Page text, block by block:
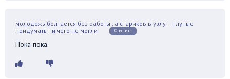
молодежь болтается без работы , а стариков в узлу — глупые
придумать ни чего не могли
Ответить
Пока пока.